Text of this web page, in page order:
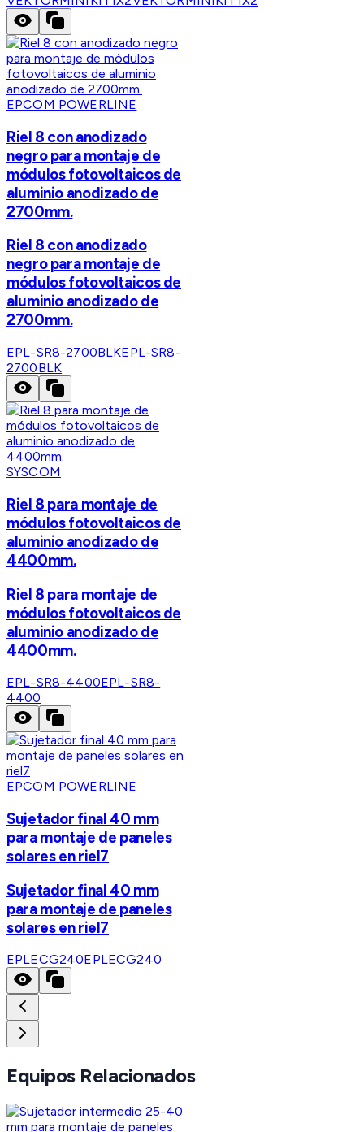
EPCOM POWERLINE
Riel 8 con anodizado
negro para montaje de
módulos fotovoltaicos de
aluminio anodizado de
2700mm.
Riel 8 con anodizado
negro para montaje de
módulos fotovoltaicos de
aluminio anodizado de
2700mm.
EPL-SR8-2700BLKEPL-SR8-
2700BLK
SYSCOM
Riel 8 para montaje de
módulos fotovoltaicos de
aluminio anodizado de
4400mm.
Riel 8 para montaje de
módulos fotovoltaicos de
aluminio anodizado de
4400mm.
EPL-SR8-4400EPL-SR8-
4400
EPCOM POWERLINE
Sujetador final 40 mm
para montaje de paneles
solares en riel7
Sujetador final 40 mm
para montaje de paneles
solares en riel7
EPLECG240EPLECG240
Equipos Relacionados